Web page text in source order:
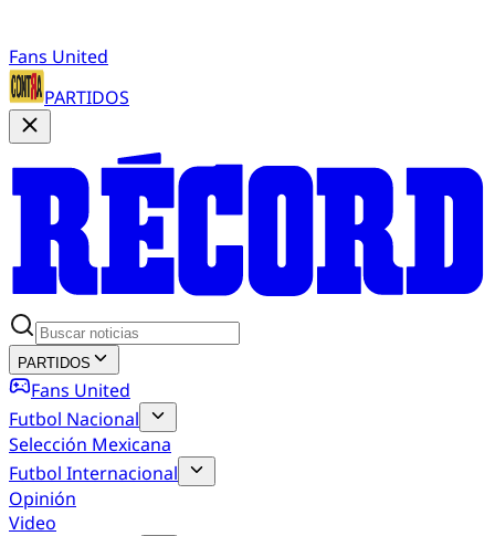
Fans United
PARTIDOS
PARTIDOS
Fans United
Futbol Nacional
Selección Mexicana
Futbol Internacional
Opinión
Video